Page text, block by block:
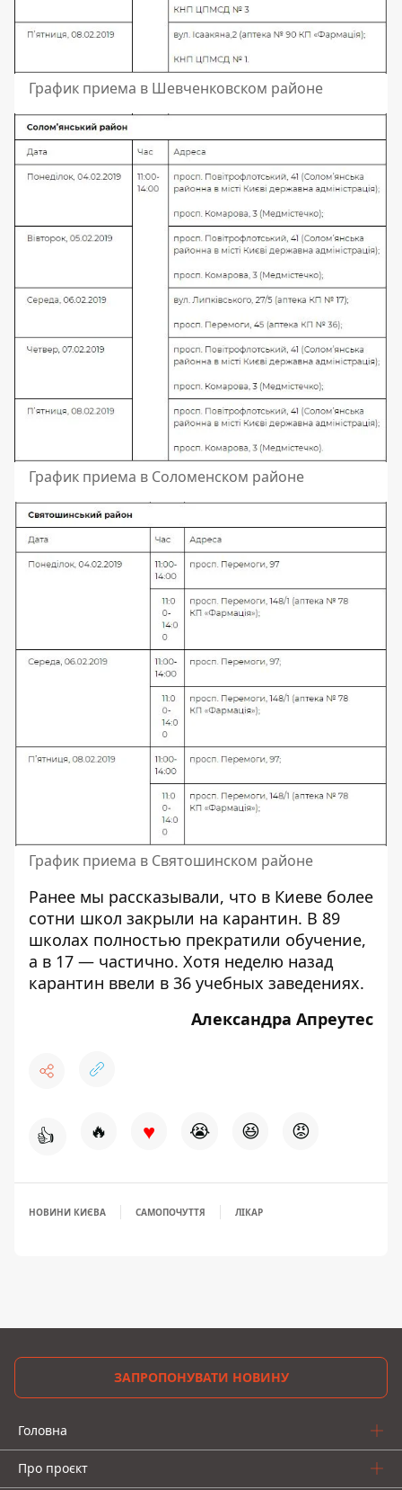
График приема в Шевченковском районе
График приема в Соломенском районе
График приема в Святошинском районе
Ранее мы рассказывали, что в Киеве более
сотни школ закрыли на карантин. В 89
школах полностью прекратили обучение,
а в 17 — частично. Хотя неделю назад
карантин ввели в 36 учебных заведениях.
Александра Апреутес
👍 🔥 ♥ 😭 😆 😡
НОВИНИ КИЄВА САМОПОЧУТТЯ ЛІКАР
ЗАПРОПОНУВАТИ НОВИНУ
Головна
Про проєкт